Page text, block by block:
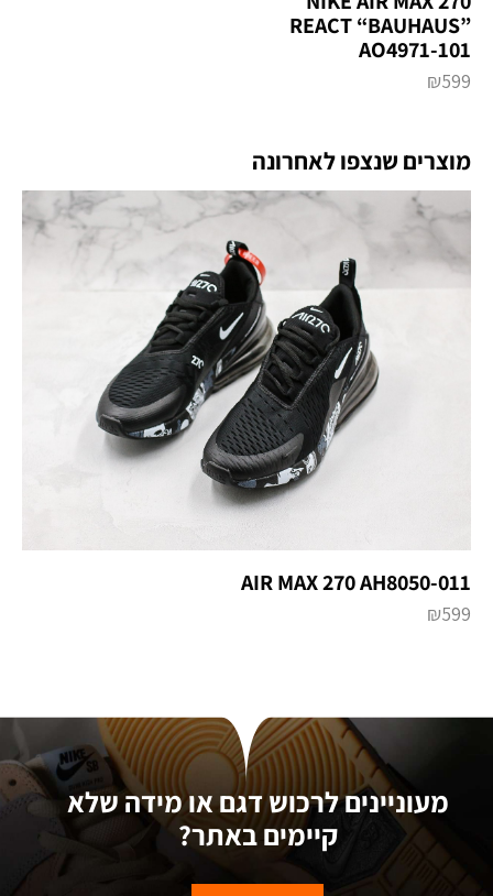
REACT “BAUHAUS”
AO4971-101
₪599
מוצרים שנצפו לאחרונה
AIR MAX 270 AH8050-011
₪599
מעוניינים לרכוש דגם או מידה שלא
קיימים באתר?